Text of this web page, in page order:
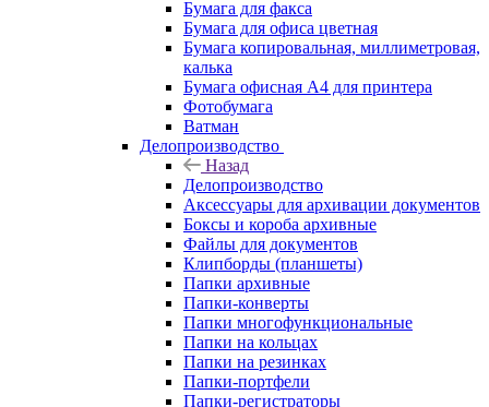
Бумага для факса
Бумага для офиса цветная
Бумага копировальная, миллиметровая,
калька
Бумага офисная А4 для принтера
Фотобумага
Ватман
Делопроизводство
Назад
Делопроизводство
Аксессуары для архивации документов
Боксы и короба архивные
Файлы для документов
Клипборды (планшеты)
Папки архивные
Папки-конверты
Папки многофункциональные
Папки на кольцах
Папки на резинках
Папки-портфели
Папки-регистраторы